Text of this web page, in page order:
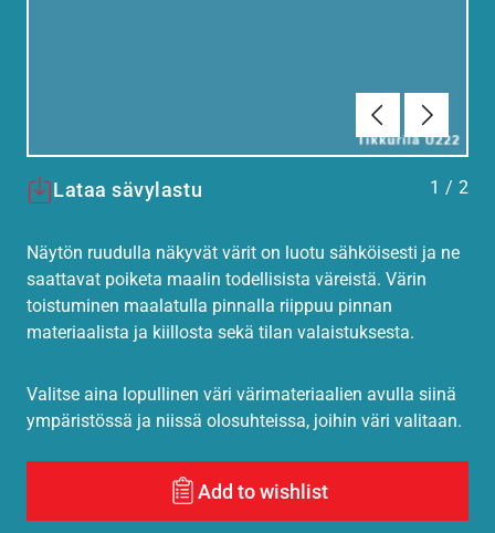
Edellinen
Lataa sävylastu 1 / 2
Näytön ruudulla näkyvät värit on luotu sähköisesti ja ne
saattavat poiketa maalin todellisista väreistä. Värin
toistuminen maalatulla pinnalla riippuu pinnan
materiaalista ja kiillosta sekä tilan valaistuksesta.
Valitse aina lopullinen väri värimateriaalien avulla siinä
ympäristössä ja niissä olosuhteissa, joihin väri valitaan.
Add to wishlist